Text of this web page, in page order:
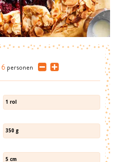
6 personen
1 rol
350 g
5 cm